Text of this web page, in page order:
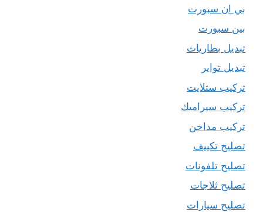
بي ان سبورت
بين سبورت
تبديل بطاريات
تبديل تواير
تركيب ستلايت
تركيب سيراميك
تركيب مداخن
تصليح تكييف
تصليح تلفونات
تصليح ثلاجات
تصليح سيارات